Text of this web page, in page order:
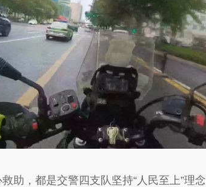
助，都是交警四支队坚持“人民至上”理